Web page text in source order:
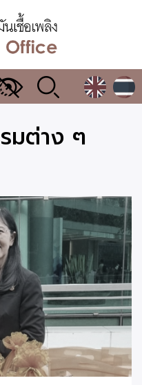
นู
เปลี่ยน
ดงมต่าง ๆ